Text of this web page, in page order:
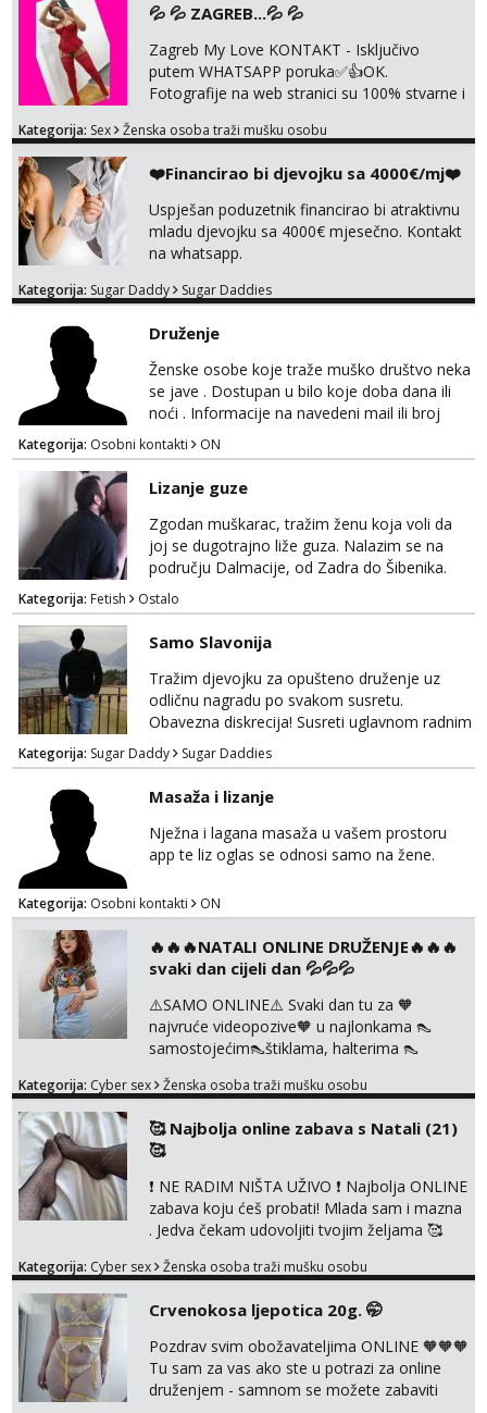
💦 💦 ZAGREB...💦 💦
Zagreb My Love KONTAKT - Isključivo
putem WHATSAPP poruka✅️👍OK.
Fotografije na web stranici su 100% stvarne i
dobrodošli! Ali informacije ću vam poslati
stanu; čista kupaonica i ručnici za vas prije ili
poslije masaže, nalazim se u centru grada. 🚫
NE POZIVI ,❌️ NE SEXCAM, ❌️NE
SEXCHATTING🚫...
Kategorija: Sex Ženska osoba traži mušku osobu
❤️Financirao bi djevojku sa 4000€/mj❤️
Uspješan poduzetnik financirao bi atraktivnu
mladu djevojku sa 4000€ mjesečno. Kontakt
na whatsapp.
Kategorija: Sugar Daddy Sugar Daddies
Druženje
Ženske osobe koje traže muško društvo neka
se jave . Dostupan u bilo koje doba dana ili
noći . Informacije na navedeni mail ili broj
mobitela.
Kategorija: Osobni kontakti ON
Lizanje guze
Zgodan muškarac, tražim ženu koja voli da
joj se dugotrajno liže guza. Nalazim se na
području Dalmacije, od Zadra do Šibenika.
Kategorija: Fetish Ostalo
Samo Slavonija
Tražim djevojku za opušteno druženje uz
odličnu nagradu po svakom susretu.
Obavezna diskrecija! Susreti uglavnom radnim
danima tijekom dana ali nije uvjet. Samo
Slavonija. osmarios984@gmail.com
Kategorija: Sugar Daddy Sugar Daddies
Masaža i lizanje
Nježna i lagana masaža u vašem prostoru
app te liz oglas se odnosi samo na žene.
Kategorija: Osobni kontakti ON
🔥🔥🔥NATALI ONLINE DRUŽENJE🔥🔥🔥
svaki dan cijeli dan 💦💦💦
⚠️SAMO ONLINE⚠️ Svaki dan tu za 🧡
najvruće videopozive🧡 u najlonkama 👠
samostojećim👠štiklama, halterima 👠
dogovoru 🧡 Dopisivanja hot chat🧡 o
🧡 Videa🧡 solo squirt, razne anal igračke,
vibratori, s PARTNEROM, S KOLEGICAMA
lizanje, striptiz, footfetiši itd 🔞 ❣️Radim već
jako dugo, imam iskustva i više načina pla...
Kategorija: Cyber sex Ženska osoba traži mušku osobu
🥰 Najbolja online zabava s Natali (21)
🥰
❗ NE RADIM NIŠTA UŽIVO ❗ Najbolja ONLINE
zabava koju ćeš probati! Mlada sam i mazna
. Jedva čekam udovoljiti tvojim željama 🥰
se dogovorimo kako ćemo se zabaviti.
foto i video materijal u kojem se sama
diram, s kolegicama, s dečkom, igračkama
itd. Radim dopisivanje o seksi temama koje
nas uzbuđuju 🤭 Čekam...
Kategorija: Cyber sex Ženska osoba traži mušku osobu
Crvenokosa ljepotica 20g. 🤭
Pozdrav svim obožavateljima ONLINE 🧡🧡🧡
Tu sam za vas ako ste u potrazi za online
druženjem - samnom se možete zabaviti